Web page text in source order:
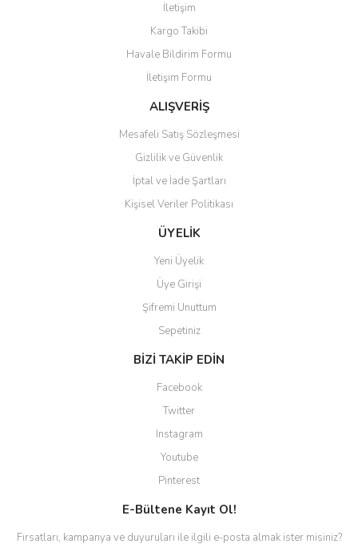
Ürün resmi kalitesiz, bozuk veya görüntülenemiyor.
Ürün açıklamasında eksik bilgiler bulunuyor.
Ürün bilgilerinde hatalar bulunuyor.
Ürün fiyatı diğer sitelerden daha pahalı.
Gönder
İletişim
Kargo Takibi
Havale Bildirim Formu
İletişim Formu
ALIŞVERİŞ
Mesafeli Satış Sözleşmesi
Gizlilik ve Güvenlik
İptal ve İade Şartları
Kişisel Veriler Politikası
ÜYELİK
Yeni Üyelik
Üye Girişi
Şifremi Unuttum
Sepetiniz
BİZİ TAKİP EDİN
Facebook
Twitter
Instagram
Youtube
Pinterest
E-Bültene Kayıt Ol!
Fırsatları, kampanya ve duyuruları ile ilgili e-posta almak ister misiniz?